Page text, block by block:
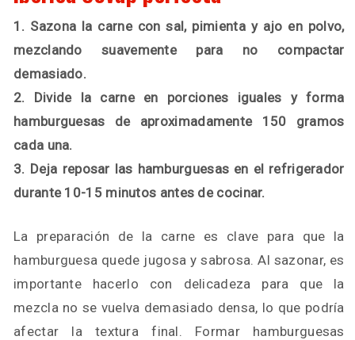
1. Sazona la carne con sal, pimienta y ajo en polvo,
mezclando suavemente para no compactar
demasiado.
2. Divide la carne en porciones iguales y forma
hamburguesas de aproximadamente 150 gramos
cada una.
3. Deja reposar las hamburguesas en el refrigerador
durante 10-15 minutos antes de cocinar.
La preparación de la carne es clave para que la
hamburguesa quede jugosa y sabrosa. Al sazonar, es
importante hacerlo con delicadeza para que la
mezcla no se vuelva demasiado densa, lo que podría
afectar la textura final. Formar hamburguesas